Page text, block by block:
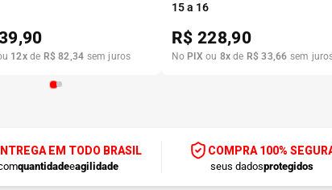
12xde R$ 82,34 sem juros
15 a 16
R$ 228,90
No PIX ou 8x de R$ 33,66 sem
EM TODO BRASIL
quantidadeeagilidade
COMPRA 100%
seus dadosprotegidos